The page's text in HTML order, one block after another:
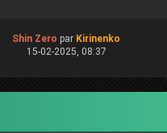
Shin Zero par Kirinenko
15-02-2025, 08:37